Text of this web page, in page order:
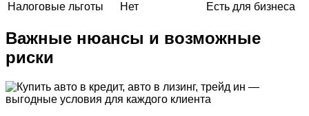
Налоговые льготы
Нет Есть для бизнеса
Важные нюансы и возможные
риски